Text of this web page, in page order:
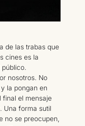
de las trabas que
cines es la
público.
nosotros. No
la pongan en
final el mensaje
Una forma sutil
no se preocupen,